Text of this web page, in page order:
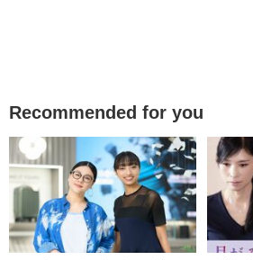
Recommended for you